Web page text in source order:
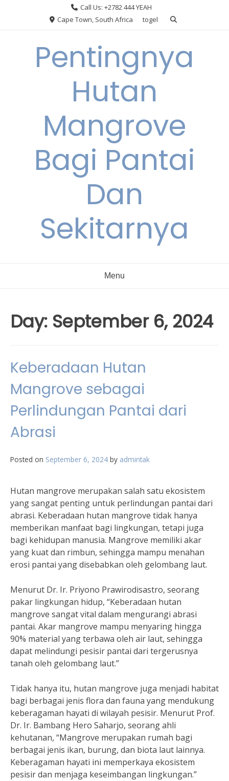
Call Us: +2782 444 YEAH
Cape Town, South Africa
togel
Pentingnya
Hutan
Mangrove
Bagi Pantai
Dan
Sekitarnya
Menu
Day: September 6, 2024
Keberadaan Hutan
Mangrove sebagai
Perlindungan Pantai dari
Abrasi
Posted on September 6, 2024 by admintak
Hutan mangrove merupakan salah satu ekosistem
yang sangat penting untuk perlindungan pantai dari
abrasi. Keberadaan hutan mangrove tidak hanya
memberikan manfaat bagi lingkungan, tetapi juga
bagi kehidupan manusia. Mangrove memiliki akar
yang kuat dan rimbun, sehingga mampu menahan
erosi pantai yang disebabkan oleh gelombang laut.
Menurut Dr. Ir. Priyono Prawirodisastro, seorang
pakar lingkungan hidup, “Keberadaan hutan
mangrove sangat vital dalam mengurangi abrasi
pantai. Akar mangrove mampu menyaring hingga
90% material yang terbawa oleh air laut, sehingga
dapat melindungi pesisir pantai dari tergerusnya
tanah oleh gelombang laut.”
Tidak hanya itu, hutan mangrove juga menjadi habitat
bagi berbagai jenis flora dan fauna yang mendukung
keberagaman hayati di wilayah pesisir. Menurut Prof.
Dr. Ir. Bambang Hero Saharjo, seorang ahli
kehutanan, “Mangrove merupakan rumah bagi
berbagai jenis ikan, burung, dan biota laut lainnya.
Keberagaman hayati ini memperkaya ekosistem
pesisir dan menjaga keseimbangan lingkungan.”